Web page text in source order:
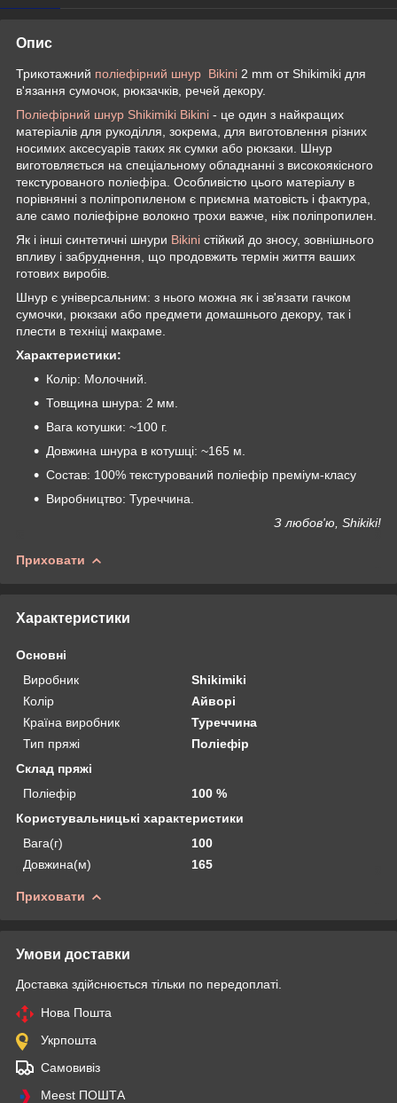
Опис
Трикотажний поліефірний шнур Bikini 2 mm от Shikimiki для
в'язання сумочок, рюкзачків, речей декору.
Поліефірний шнур Shikimiki Bikini - це один з найкращих
матеріалів для рукоділля, зокрема, для виготовлення різних
носимих аксесуарів таких як сумки або рюкзаки. Шнур
виготовляється на спеціальному обладнанні з високоякісного
текстурованого поліефіра. Особливістю цього матеріалу в
порівнянні з поліпропиленом є приємна матовість і фактура,
але само поліефірне волокно трохи важче, ніж поліпропилен.
Як і інші синтетичні шнури Bikini стійкий до зносу, зовнішнього
впливу і забруднення, що продовжить термін життя ваших
готових виробів.
Шнур є універсальним: з нього можна як і зв'язати гачком
сумочки, рюкзаки або предмети домашнього декору, так і
плести в техніці макраме.
Характеристики:
Колір: Молочний.
Товщина шнура: 2 мм.
Вага котушки: ~100 г.
Довжина шнура в котушці: ~165 м.
Состав: 100% текстурований поліефір преміум-класу
Виробництво: Туреччина.
З любов'ю, Shikiki!
Приховати
Характеристики
Основні
Виробник
Shikimiki
Колір
Айворі
Країна виробник
Туреччина
Тип пряжі
Поліефір
Склад пряжі
Поліефір
100 %
Користувальницькі характеристики
Вага(г)
100
Довжина(м)
165
Приховати
Умови доставки
Доставка здійснюється тільки по передоплаті.
Нова Пошта
Укрпошта
Самовивіз
Meest ПОШТА